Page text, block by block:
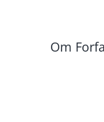
Om